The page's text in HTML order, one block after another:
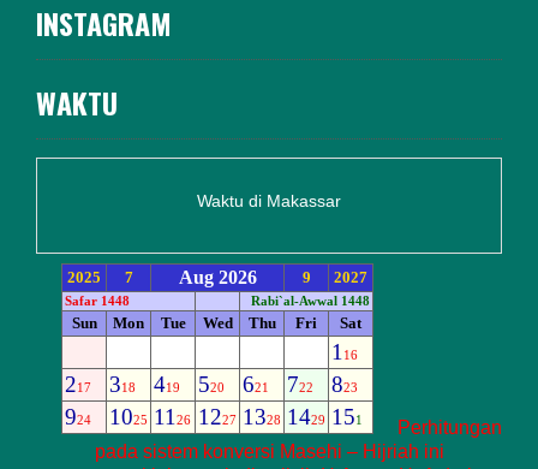
INSTAGRAM
WAKTU
Waktu di Makassar
Perhitungan
pada sistem konversi Masehi – Hijriah ini